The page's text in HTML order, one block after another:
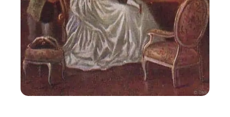
k
d
o
p
r
o
z
k